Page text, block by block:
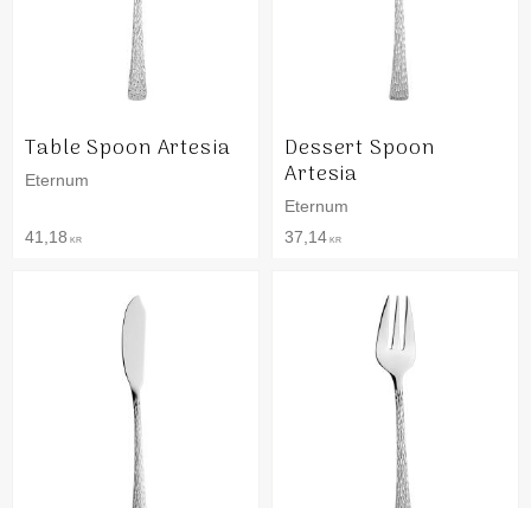
Table Spoon Artesia
Eternum
41,18 KR
Dessert Spoon
Artesia
Eternum
37,14 KR